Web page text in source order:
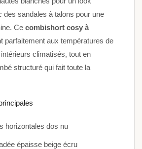
des sandales à talons pour une
Ce combishort cosy à
parfaitement aux températures de
climatisés, tout en
structuré qui fait toute la
horizontales dos nu
épaisse beige écru